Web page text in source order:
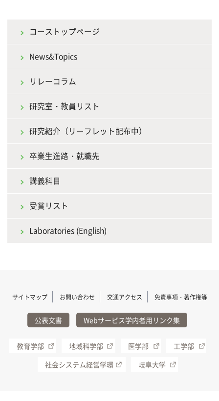
コーストップページ
News&Topics
リレーコラム
研究室・教員リスト
研究紹介（リーフレット配布中）
卒業生進路・就職先
講義科目
受賞リスト
Laboratories (English)
サイトマップ お問い合わせ 交通アクセス 免責事項・著作権等
公表文書 Webサービス学内者用リンク集
教育学部 地域科学部 医学部
工学部
社会システム経営学環
岐阜大学